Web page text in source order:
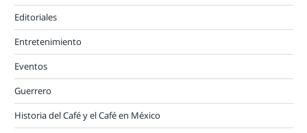
Editoriales
Entretenimiento
Eventos
Guerrero
Historia del Café y el Café en México